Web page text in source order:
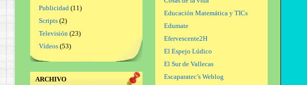
Publicidad(11)
Scripts(2)
Televisión(23)
Vídeos(53)
ARCHIVO
Educación Matemática y TICs
Edumate
Efervescente2H
El Espejo Lúdico
El Sur de Vallecas
Escaparatec’s Weblog